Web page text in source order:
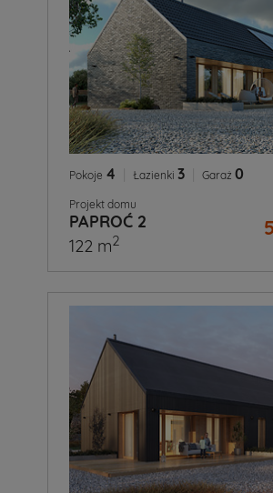
Pokoje 4 Łazienki 3 Garaż 0
Projekt domu
PAPROĆ 2
122 m2